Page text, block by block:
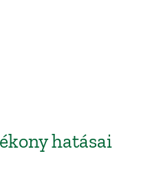
hatásai